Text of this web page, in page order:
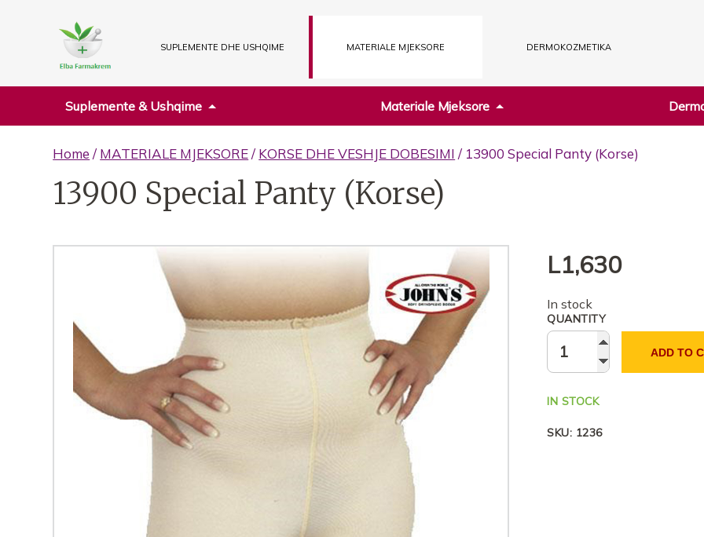
SUPLEMENTE DHE USHQIME MATERIALE MJEKSORE DERMOKOZMETIKA
Suplemente & Ushqime Materiale Mjeksore
Home / MATERIALE MJEKSORE/ KORSE DHE VESHJE DOBESIMI / 13900 Special Panty (Korse)
13900 Special Panty (Korse)
L1,630
In stock
QUANTITY
ADD TO
IN STOCK
SKU: 1236